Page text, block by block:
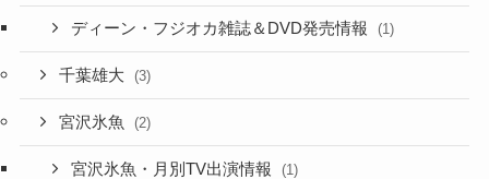
ディーン・フジオカ雑誌＆DVD発売情報 (1)
千葉雄大 (3)
宮沢氷魚 (2)
宮沢氷魚・月別TV出演情報 (1)